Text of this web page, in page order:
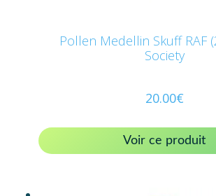
Pollen Medellin Skuff RAF
Society
20.00€
Voir ce produit